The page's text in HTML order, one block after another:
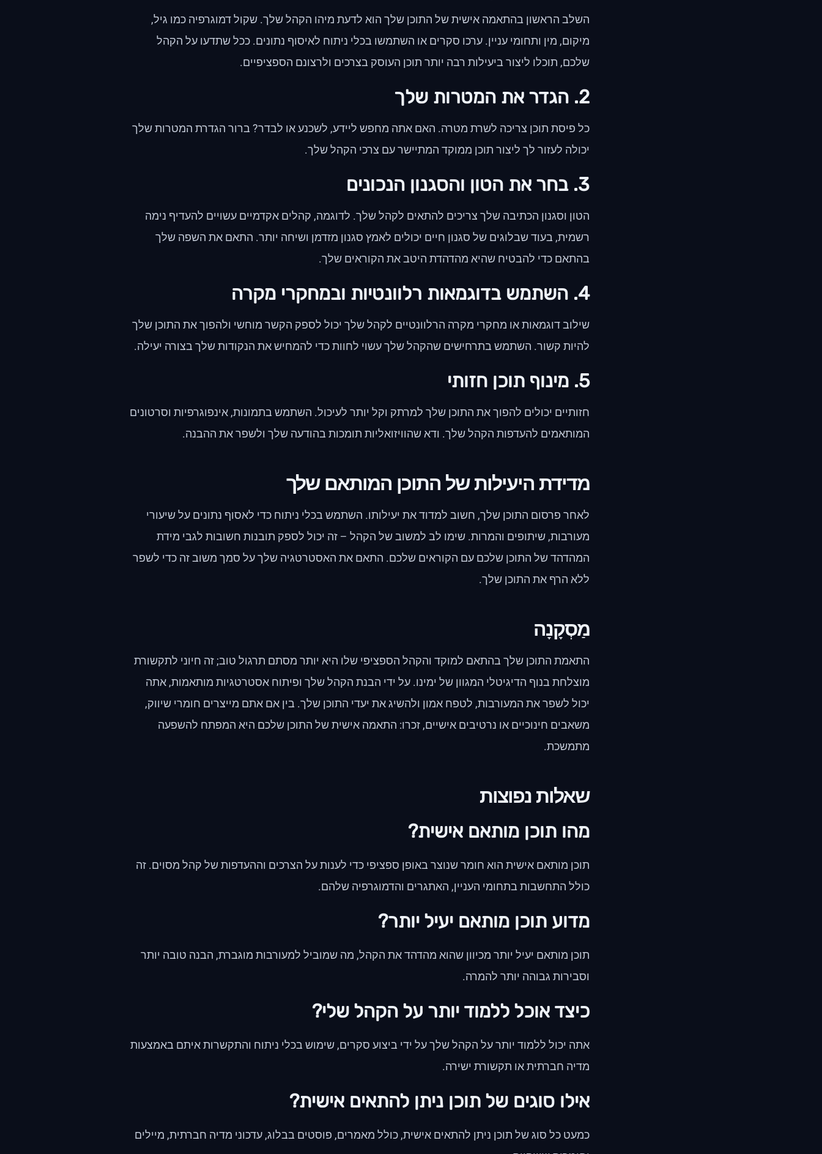
השלב הראשון בהתאמה אישית של התוכן שלך הוא לדעת מיהו הקהל שלך. שקול דמוגרפיה כמו גיל,
מיקום, מין ותחומי עניין. ערכו סקרים או השתמשו בכלי ניתוח לאיסוף נתונים. ככל שתדעו על הקהל
שלכם, תוכלו ליצור ביעילות רבה יותר תוכן העוסק בצרכים ולרצונם הספציפיים.
2. הגדר את המטרות שלך
כל פיסת תוכן צריכה לשרת מטרה. האם אתה מחפש ליידע, לשכנע או לבדר? ברור הגדרת המטרות שלך
יכולה לעזור לך ליצור תוכן ממוקד המתיישר עם צרכי הקהל שלך.
3. בחר את הטון והסגנון הנכונים
הטון וסגנון הכתיבה שלך צריכים להתאים לקהל שלך. לדוגמה, קהלים אקדמיים עשויים להעדיף נימה
רשמית, בעוד שבלוגים של סגנון חיים יכולים לאמץ סגנון מזדמן ושיחה יותר. התאם את השפה שלך
בהתאם כדי להבטיח שהיא מהדהדת היטב את הקוראים שלך.
4. השתמש בדוגמאות רלוונטיות ובמחקרי מקרה
שילוב דוגמאות או מחקרי מקרה הרלוונטיים לקהל שלך יכול לספק הקשר מוחשי ולהפוך את התוכן שלך
להיות קשור. השתמש בתרחישים שהקהל שלך עשוי לחוות כדי להמחיש את הנקודות שלך בצורה יעילה.
5. מינוף תוכן חזותי
חזותיים יכולים להפוך את התוכן שלך למרתק וקל יותר לעיכול. השתמש בתמונות, אינפוגרפיות וסרטונים
המותאמים להעדפות הקהל שלך. ודא שהוויזואליות תומכות בהודעה שלך ולשפר את ההבנה.
מדידת היעילות של התוכן המותאם שלך
לאחר פרסום התוכן שלך, חשוב למדוד את יעילותו. השתמש בכלי ניתוח כדי לאסוף נתונים על שיעורי
מעורבות, שיתופים והמרות. שימו לב למשוב של הקהל – זה יכול לספק תובנות חשובות לגבי מידת
המהדהד של התוכן שלכם עם הקוראים שלכם. התאם את האסטרטגיה שלך על סמך משוב זה כדי לשפר
ללא הרף את התוכן שלך.
מַסְקָנָה
התאמת התוכן שלך בהתאם למוקד והקהל הספציפי שלו היא יותר מסתם תרגול טוב; זה חיוני לתקשורת
מוצלחת בנוף הדיגיטלי המגוון של ימינו. על ידי הבנת הקהל שלך ופיתוח אסטרטגיות מותאמות, אתה
יכול לשפר את המעורבות, לטפח אמון ולהשיג את יעדי התוכן שלך. בין אם אתם מייצרים חומרי שיווק,
משאבים חינוכיים או נרטיבים אישיים, זכרו: התאמה אישית של התוכן שלכם היא המפתח להשפעה
מתמשכת.
שאלות נפוצות
מהו תוכן מותאם אישית?
תוכן מותאם אישית הוא חומר שנוצר באופן ספציפי כדי לענות על הצרכים וההעדפות של קהל מסוים. זה
כולל התחשבות בתחומי העניין, האתגרים והדמוגרפיה שלהם.
מדוע תוכן מותאם יעיל יותר?
תוכן מותאם יעיל יותר מכיוון שהוא מהדהד את הקהל, מה שמוביל למעורבות מוגברת, הבנה טובה יותר
וסבירות גבוהה יותר להמרה.
כיצד אוכל ללמוד יותר על הקהל שלי?
אתה יכול ללמוד יותר על הקהל שלך על ידי ביצוע סקרים, שימוש בכלי ניתוח והתקשרות איתם באמצעות
מדיה חברתית או תקשורת ישירה.
אילו סוגים של תוכן ניתן להתאים אישית?
כמעט כל סוג של תוכן ניתן להתאים אישית, כולל מאמרים, פוסטים בבלוג, עדכוני מדיה חברתית, מיילים